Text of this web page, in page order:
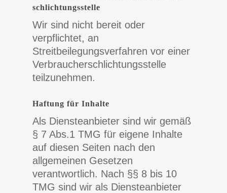
schlichtungs­stelle
Wir sind nicht bereit oder
verpflichtet, an
Streitbeilegungsverfahren vor einer
Verbraucherschlichtungsstelle
teilzunehmen.
Haftung für Inhalte
Als Diensteanbieter sind wir gemäß
§ 7 Abs.1 TMG für eigene Inhalte
auf diesen Seiten nach den
allgemeinen Gesetzen
verantwortlich. Nach §§ 8 bis 10
TMG sind wir als Diensteanbieter